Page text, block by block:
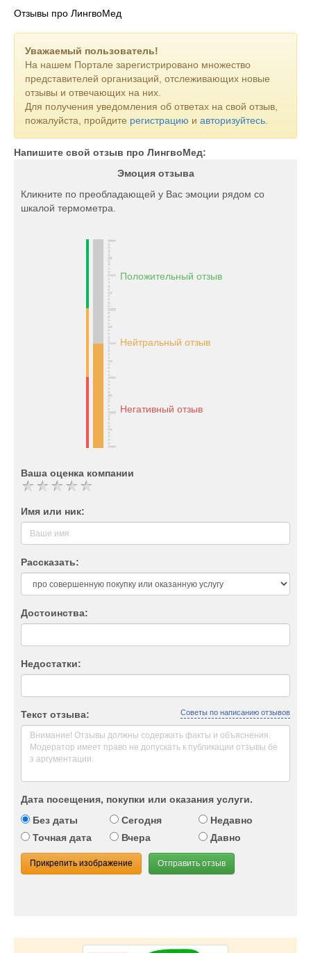
Отзывы про ЛингвоМед
Уважаемый пользователь!
На нашем Портале зарегистрировано множество
представителей организаций, отслеживающих новые
отзывы и отвечающих на них.
Для получения уведомления об ответах на свой отзыв,
пожалуйста, пройдите регистрацию и авторизуйтесь
Напишите свой отзыв про ЛингвоМед:
Эмоция отзыва
Кликните по преобладающей у Вас эмоции рядом со
шкалой термометра.
Положительный отзыв
Нейтральный отзыв
Негативный отзыв
Ваша оценка компании
Имя или ник:
Рассказать:
Достоинства:
Недостатки:
Текст отзыва: Советы по написанию отзывов
Дата посещения, покупки или оказания услуги.
Без даты
Сегодня
Недавно
Точная дата
Вчера Давно
Прикрепить изображение Отправить отзыв